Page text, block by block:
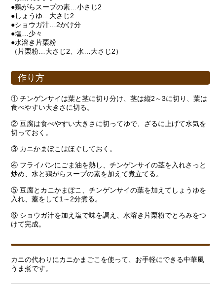
●鶏がらスープの素…小さじ2
●しょうゆ…大さじ2
●ショウガ汁…2かけ分
●塩…少々
●水溶き片栗粉
（片栗粉…大さじ2、水…大さじ2）
作り方
① チンゲンサイは葉と茎に切り分け、茎は縦2～3に切り、葉は
食べやすい大きさに切る。
② 豆腐は食べやすい大きさに切ってゆで、ざるに上げて水気を
切っておく。
③ カニかまぼこはほぐしておく。
④ フライパンにごま油を熱し、チンゲンサイの茎を入れさっと
炒め、水と鶏がらスープの素を加えて煮立てる。
⑤ 豆腐とカニかまぼこ、チンゲンサイの葉を加えてしょうゆを
入れ、蓋をして1～2分煮る。
⑥ ショウガ汁を加え塩で味を調え、水溶き片栗粉でとろみをつ
けて完成。
カニの代わりにカニかまごこを使って、お手軽にできる中華風
うま煮です。